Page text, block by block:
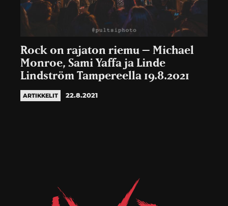
Rock on rajaton riemu – Michael
Monroe, Sami Yaffa ja Linde
Lindström Tampereella 19.8.2021
ARTIKKELIT 22.8.2021